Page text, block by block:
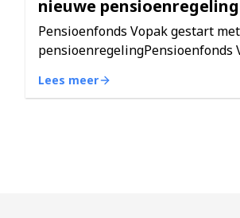
nieuwe pensioenregeling
Pensioenfonds Vopak gestart
pensioenregelingPensioenfonds
Daarmee is de nieuwe
Lees meer